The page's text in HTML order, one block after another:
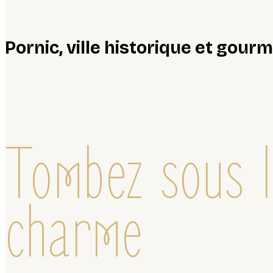
Pornic, ville historique et
Tombez sous
charme